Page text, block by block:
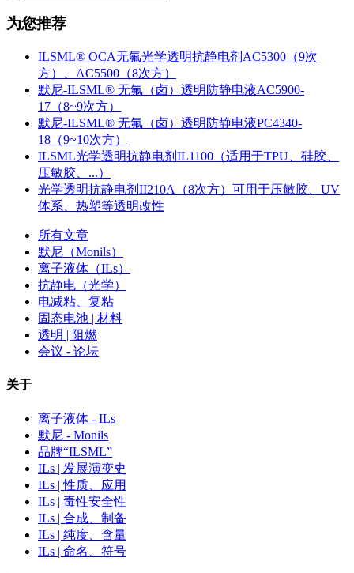
为您推荐
ILSML® OCA无氟光学透明抗静电剂AC5300（9次
方）、AC5500（8次方）
默尼-ILSML® 无氟（卤）透明防静电液AC5900-
17（8~9次方）
默尼-ILSML® 无氟（卤）透明防静电液PC4340-
18（9~10次方）
ILSML光学透明抗静电剂IL1100（适用于TPU、硅胶、
压敏胶、...）
光学透明抗静电剂II210A（8次方）可用于压敏胶、UV
体系、热塑等透明改性
所有文章
默尼（Monils）
离子液体（ILs）
抗静电（光学）
电减粘、复粘
固态电池 | 材料
透明 | 阻燃
会议 - 论坛
关于
离子液体 - ILs
默尼 - Monils
品牌“ILSML”
ILs | 发展演变史
ILs | 性质、应用
ILs | 毒性安全性
ILs | 合成、制备
ILs | 纯度、含量
ILs | 命名、符号